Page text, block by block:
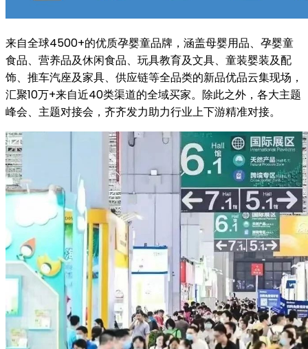
来自全球4500+的优质孕婴童品牌，涵盖母婴用品、孕婴童
食品、营养品及休闲食品、玩具教育及文具、童装婴装及配
饰、推车汽座及家具、供应链等全品类的新品优品云集现场，
汇聚10万+来自近40类渠道的全域买家。除此之外，各大主题
峰会、主题对接会，齐齐发力助力行业上下游精准对接。